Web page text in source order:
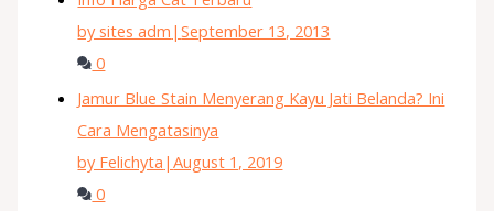
by sites adm |September 13, 2013
0
Jamur Blue Stain Menyerang Kayu Jati Belanda? Ini
Cara Mengatasinya
by Felichyta |August 1, 2019
0